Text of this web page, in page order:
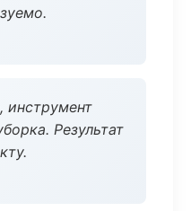
инструмент
Результат